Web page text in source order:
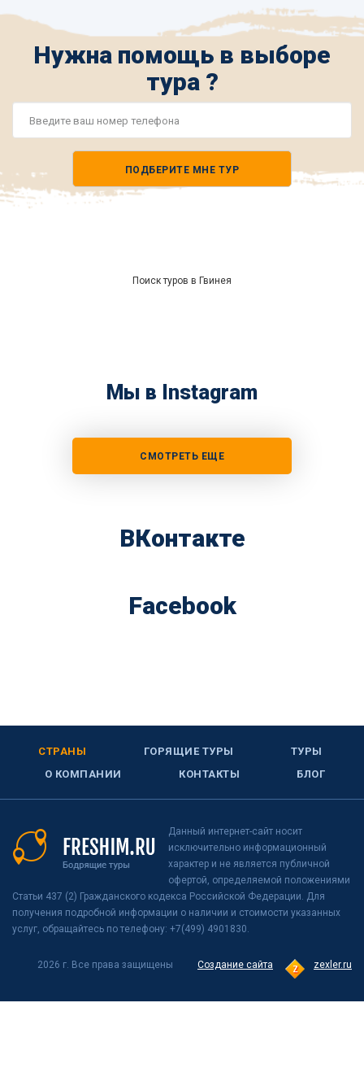
Нужна помощь в выборе
тура ?
ПОДБЕРИТЕ МНЕ ТУР
Поиск туров в Гвинея
Мы в Instagram
СМОТРЕТЬ ЕЩЕ
ВКонтакте
Facebook
СТРАНЫ ГОРЯЩИЕ ТУРЫ
ТУРЫ
О КОМПАНИИ
КОНТАКТЫ БЛОГ
Данный интернет-сайт носит
исключительно информационный
характер и не является публичной
офертой, определяемой положениями
Статьи 437 (2) Гражданского кодекса Российской Федерации. Для
получения подробной информации о наличии и стоимости указанных
услуг, обращайтесь по телефону: +7(499) 4901830.
Создание сайта zexler.ru
2026 г. Все права защищены